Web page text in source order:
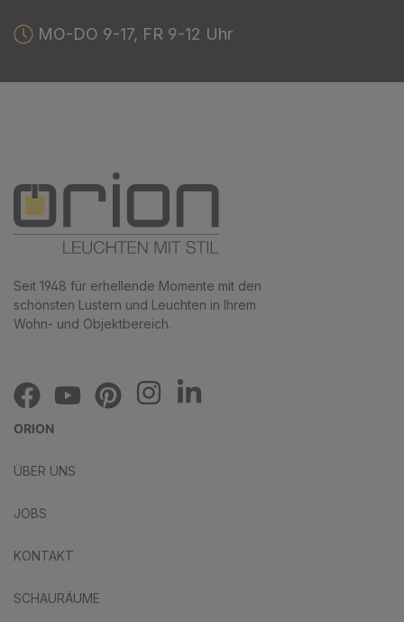
MO-DO 9-17, FR 9-12 Uhr
Seit 1948 für erhellende Momente mit den
schönsten Lustern und Leuchten in Ihrem
Wohn- und Objektbereich.
ORION
ÜBER UNS
JOBS
KONTAKT
SCHAURÄUME